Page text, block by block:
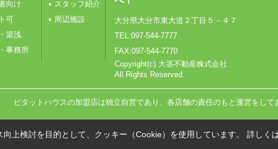
向け
可
築浅
事務所
スタッフ紹介
周辺施設
大分県大分市東大道２丁目５－４７
TEL:097-544-7777
FAX:097-544-7770
Copyright(c) 大茎不動産株式会社
All Rights Reserved.
ピタットハウスの加盟店は独立自営であり、各店舗の責任のもと運営をして
上検討を目的として、クッキー（Cookie）を使用しています。 詳しく